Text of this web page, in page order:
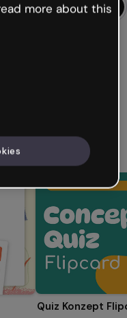
(44)
Quiz Konzept
more about this